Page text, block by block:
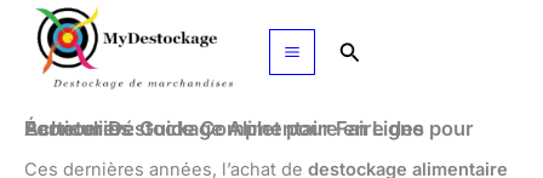
Aller
contenu
Rechercher
Acheter Déstockage Alimentaire en Ligne pour Particulier : Guide Complet pour Faire des Économies
Ces dernières années, l’achat de destockage alimentaire